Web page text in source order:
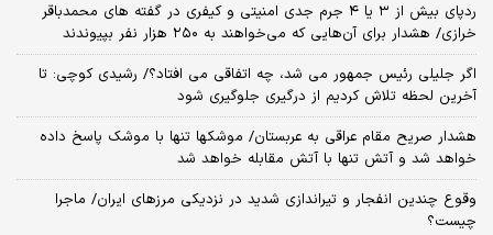
ردپای بیش از ۳ یا ۴ جرم جدی امنیتی و کیفری در گفته های محمدباقر
خرازی/ هشدار برای آن‌هایی که می‌خواهند به ۲۵۰ هزار نفر بپیوندند
اگر جلیلی رئیس جمهور می شد، چه اتفاقی می افتاد؟/ رشیدی کوچی: تا
آخرین لحظه تلاش کردیم از درگیری جلوگیری شود
هشدار صریح مقام عراقی به عربستان/ موشکها تنها با موشک پاسخ داده
خواهد شد و آتش تنها با آتش مقابله خواهد شد
وقوع چندین انفجار و تیراندازی شدید در نزدیکی مرز‌های ایران/ ماجرا
چیست؟